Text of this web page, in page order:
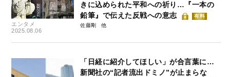
エンタメ
2025.08.06
きに込められた平和への祈り…『一本の
鉛筆』で伝えた反戦への意志
有料
佐藤剛
「日経に紹介してほしい」が合言葉に…
新聞社の“記者流出ドミノ”が止まらな